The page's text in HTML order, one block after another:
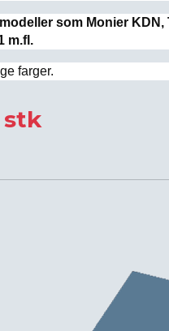
som Monier KDN,
m.fl.
farger.
stk